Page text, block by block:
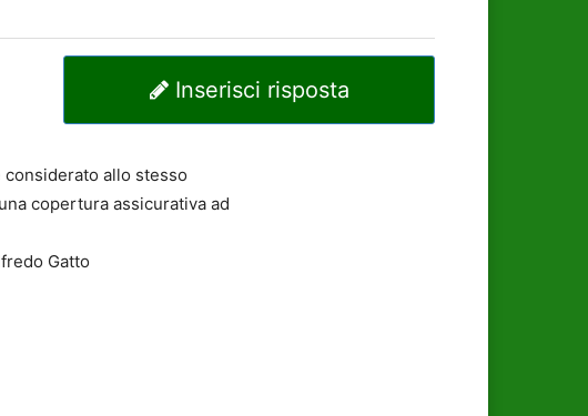
Inserisci risposta
allo stesso
copertura assicurativa ad
Gatto